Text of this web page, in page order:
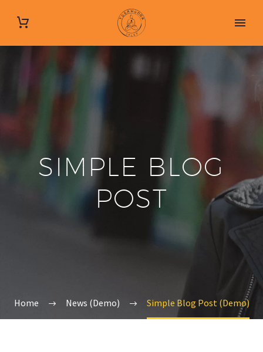
SIMPLE BLOG
POST
Home News (Demo) Simple Blog Post (Demo)